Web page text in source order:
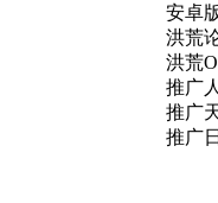
安卓
洪荒
洪荒
推广
推广
推广